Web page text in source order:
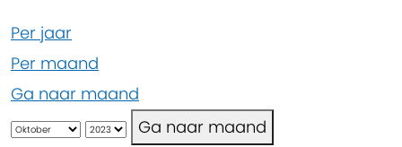
Per jaar
Per maand
Ga naar maand
Ga naar maand